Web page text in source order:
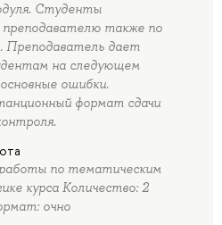
Студенты
также по
Преподаватель дает
на следующем
ошибки.
формат сдачи
по тематическим
курса Количество: 2
очно